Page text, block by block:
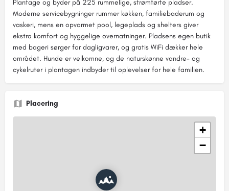
Plantage og byder på 225 rummelige, strømførte pladser.
Moderne servicebygninger rummer køkken, familiebaderum og
vaskeri, mens en opvarmet pool, legeplads og shelters giver
ekstra komfort og hyggelige overnatninger. Pladsens egen butik
med bageri sørger for dagligvarer, og gratis WiFi dækker hele
området. Hunde er velkomne, og de naturskønne vandre- og
cykelruter i plantagen indbyder til oplevelser for hele familien.
Placering
+
−